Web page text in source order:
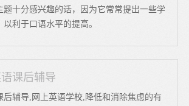
题十分感兴趣的话，因为它常常提出一些学
利于口语水平的提高。
课后辅导
后辅导,网上英语学校,降低和消除焦虑的有